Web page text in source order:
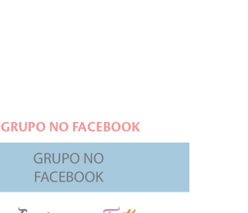
GRUPO NO FACEBOOK